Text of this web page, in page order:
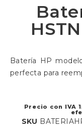
Batería HP
perfecta para
Precio con IVA
SKU